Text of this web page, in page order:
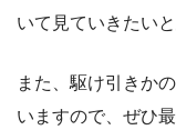
いて見ていきたいと
また、駆け引きか
いますので、ぜひ